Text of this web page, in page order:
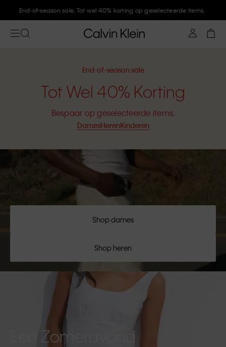
Meld je aan bij Calvin Klein en krijg 10% korting
End-of-season sale
Tot Wel 40% Korting
Bespaar op geselecteerde items.
DamesHerenKinderen
Shop dames
Shop heren
Een Zomeravond